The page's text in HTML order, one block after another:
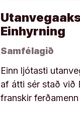
Einhyrning
Samfélagið
Einn ljótasti
af átti sér stað við
franskir